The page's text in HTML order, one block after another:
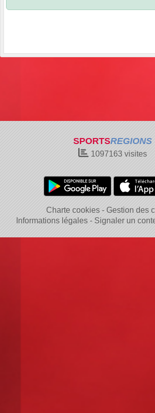
SPORTSREGIONS
1097163 visites
Charte cookies
Gestion des
Informations légales
Signaler un